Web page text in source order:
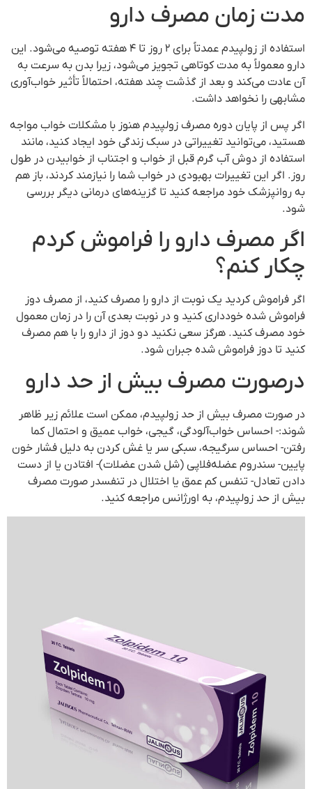
مدت زمان مصرف دارو
استفاده از زولپیدم عمدتاً برای ۲ روز تا ۴ هفته توصیه می‌شود. این
دارو معمولاً به مدت کوتاهی تجویز می‌شود، زیرا بدن به سرعت به
آن عادت می‌کند و بعد از گذشت چند هفته، احتمالاً تأثیر خواب‌آوری
مشابهی را نخواهد داشت.
اگر پس از پایان دوره مصرف زولپیدم هنوز با مشکلات خواب مواجه
هستید، می‌توانید تغییراتی در سبک زندگی خود ایجاد کنید، مانند
استفاده از دوش آب گرم قبل از خواب و اجتناب از خوابیدن در طول
روز. اگر این تغییرات بهبودی در خواب شما را نیازمند کردند، باز هم
به روانپزشک خود مراجعه کنید تا گزینه‌های درمانی دیگر بررسی
شود.
اگر مصرف دارو را فراموش کردم
چکار کنم؟
اگر فراموش کردید یک نوبت از دارو را مصرف کنید، از مصرف دوز
فراموش شده خودداری کنید و در نوبت بعدی آن را در زمان معمول
خود مصرف کنید. هرگز سعی نکنید دو دوز از دارو را با هم مصرف
کنید تا دوز فراموش شده جبران شود.
درصورت مصرف بیش از حد دارو
در صورت مصرف بیش از حد زولپیدم، ممکن است علائم زیر ظاهر
شوند:- احساس خواب‌آلودگی، گیجی، خواب عمیق و احتمال کما
رفتن- احساس سرگیجه، سبکی سر یا غش کردن به دلیل فشار خون
پایین- سندروم عضله‌فلاپی (شل شدن عضلات)- افتادن یا از دست
دادن تعادل- تنفس کم عمق یا اختلال در تنفسدر صورت مصرف
بیش از حد زولپیدم، به اورژانس مراجعه کنید.